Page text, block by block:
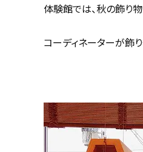
体験館では、秋の飾り
コーディネーターが飾